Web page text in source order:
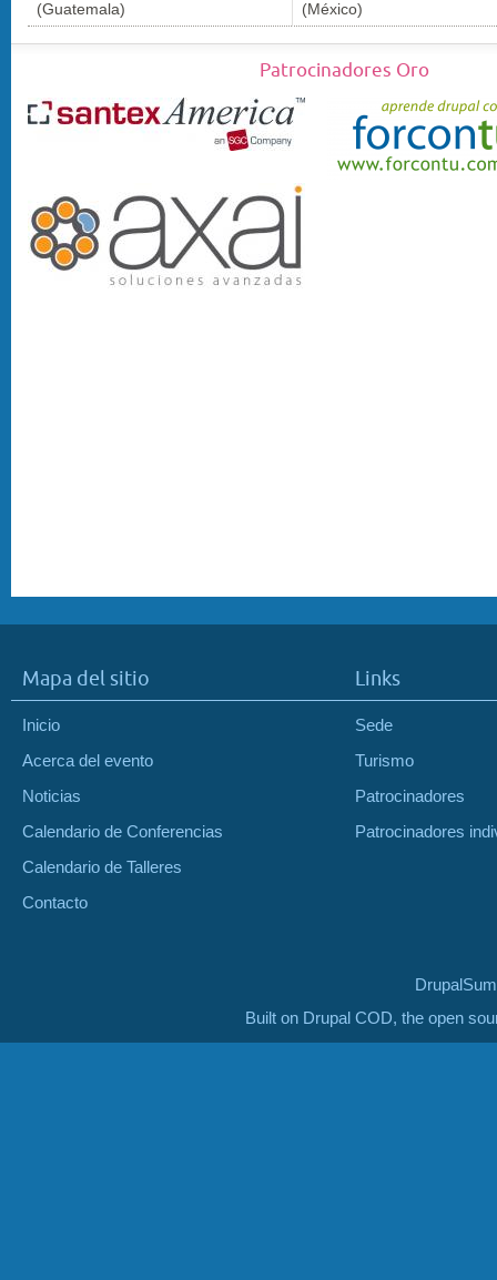
(Guatemala)
(México)
Patrocinadores Oro
Mapa del sitio
Inicio
Acerca del evento
Noticias
Calendario de Conferencias
Calendario de Talleres
Contacto
Links
Sede
Turismo
Patrocinadores
Patrocinadores
Built on Drupal COD, the open